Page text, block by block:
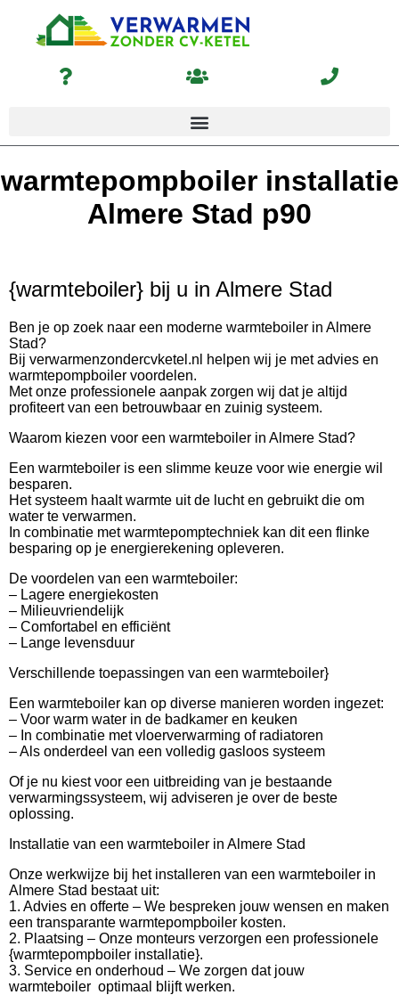
warmtepompboiler installatie
Almere Stad p90
{warmteboiler} bij u in Almere Stad
Ben je op zoek naar een moderne warmteboiler in Almere
Stad?
Bij verwarmenzondercvketel.nl helpen wij je met advies en
warmtepompboiler voordelen.
Met onze professionele aanpak zorgen wij dat je altijd
profiteert van een betrouwbaar en zuinig systeem.
Waarom kiezen voor een warmteboiler in Almere Stad?
Een warmteboiler is een slimme keuze voor wie energie wil
besparen.
Het systeem haalt warmte uit de lucht en gebruikt die om
water te verwarmen.
In combinatie met warmtepomptechniek kan dit een flinke
besparing op je energierekening opleveren.
De voordelen van een warmteboiler:
– Lagere energiekosten
– Milieuvriendelijk
– Comfortabel en efficiënt
– Lange levensduur
Verschillende toepassingen van een warmteboiler}
Een warmteboiler kan op diverse manieren worden ingezet:
– Voor warm water in de badkamer en keuken
– In combinatie met vloerverwarming of radiatoren
– Als onderdeel van een volledig gasloos systeem
Of je nu kiest voor een uitbreiding van je bestaande
verwarmingssysteem, wij adviseren je over de beste
oplossing.
Installatie van een warmteboiler in Almere Stad
Onze werkwijze bij het installeren van een warmteboiler in
Almere Stad bestaat uit:
1. Advies en offerte – We bespreken jouw wensen en maken
een transparante warmtepompboiler kosten.
2. Plaatsing – Onze monteurs verzorgen een professionele
{warmtepompboiler installatie}.
3. Service en onderhoud – We zorgen dat jouw
warmteboiler optimaal blijft werken.